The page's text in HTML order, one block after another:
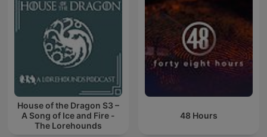
House of the Dragon S3 –
A Song of Ice and Fire -
The Lorehounds
48 Hours